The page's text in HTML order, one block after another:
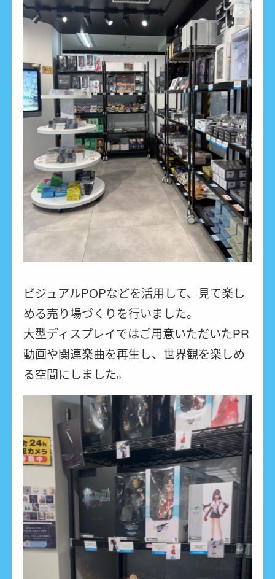
ビジュアルPOPなどを活用して、見て楽し
める売り場づくりを行いました。
大型ディスプレイではご用意いただいたPR
動画や関連楽曲を再生し、世界観を楽しめ
る空間にしました。